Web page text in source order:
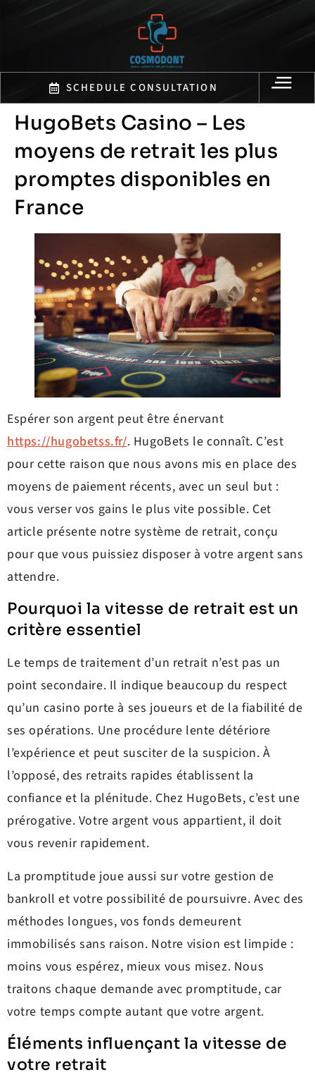
SCHEDULE CONSULTATION
HugoBets Casino – Les
moyens de retrait les plus
promptes disponibles en
France
Espérer son argent peut être énervant
https://hugobetss.fr/. HugoBets le connaît. C’est
pour cette raison que nous avons mis en place des
moyens de paiement récents, avec un seul but :
vous verser vos gains le plus vite possible. Cet
article présente notre système de retrait, conçu
pour que vous puissiez disposer à votre argent sans
attendre.
Pourquoi la vitesse de retrait est un
critère essentiel
Le temps de traitement d’un retrait n’est pas un
point secondaire. Il indique beaucoup du respect
qu’un casino porte à ses joueurs et de la fiabilité de
ses opérations. Une procédure lente détériore
l’expérience et peut susciter de la suspicion. À
l’opposé, des retraits rapides établissent la
confiance et la plénitude. Chez HugoBets, c’est une
prérogative. Votre argent vous appartient, il doit
vous revenir rapidement.
La promptitude joue aussi sur votre gestion de
bankroll et votre possibilité de poursuivre. Avec des
méthodes longues, vos fonds demeurent
immobilisés sans raison. Notre vision est limpide :
moins vous espérez, mieux vous misez. Nous
traitons chaque demande avec promptitude, car
votre temps compte autant que votre argent.
Éléments influençant la vitesse de
votre retrait